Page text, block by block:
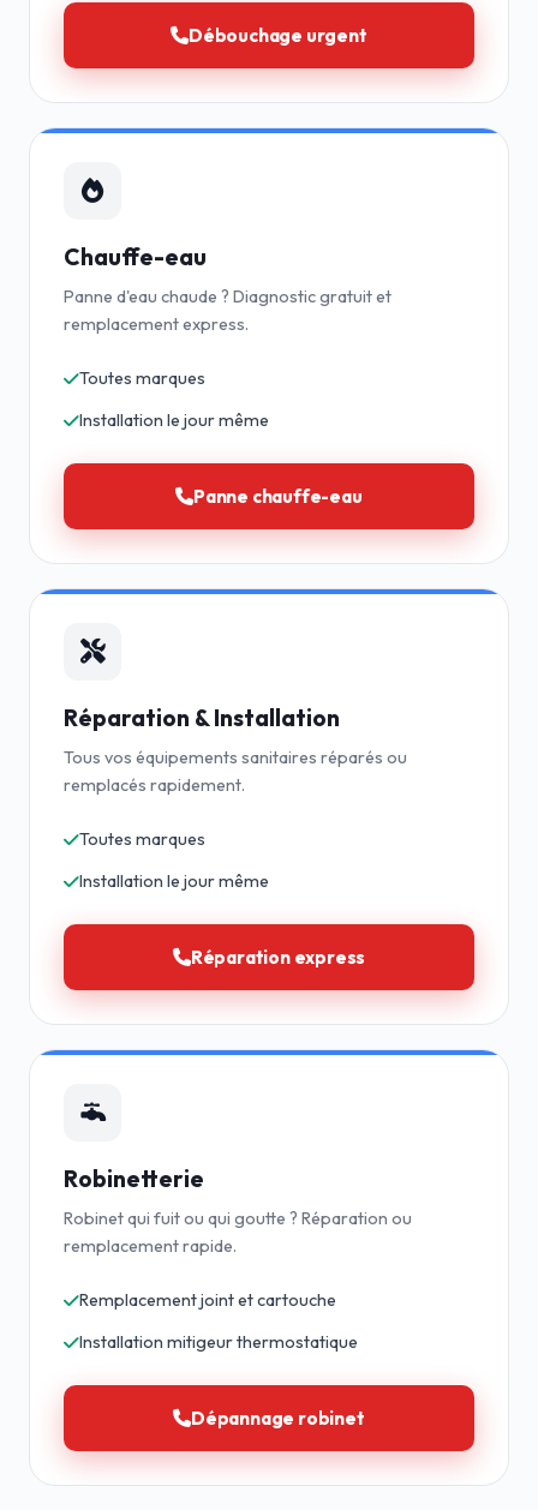
Débouchage urgent
Chauffe-eau
Panne d'eau chaude ? Diagnostic gratuit et
remplacement express.
Toutes marques
Installation le jour même
Panne chauffe-eau
Réparation & Installation
Tous vos équipements sanitaires réparés ou
remplacés rapidement.
Toutes marques
Installation le jour même
Réparation express
Robinetterie
Robinet qui fuit ou qui goutte ? Réparation ou
remplacement rapide.
Remplacement joint et cartouche
Installation mitigeur thermostatique
Dépannage robinet